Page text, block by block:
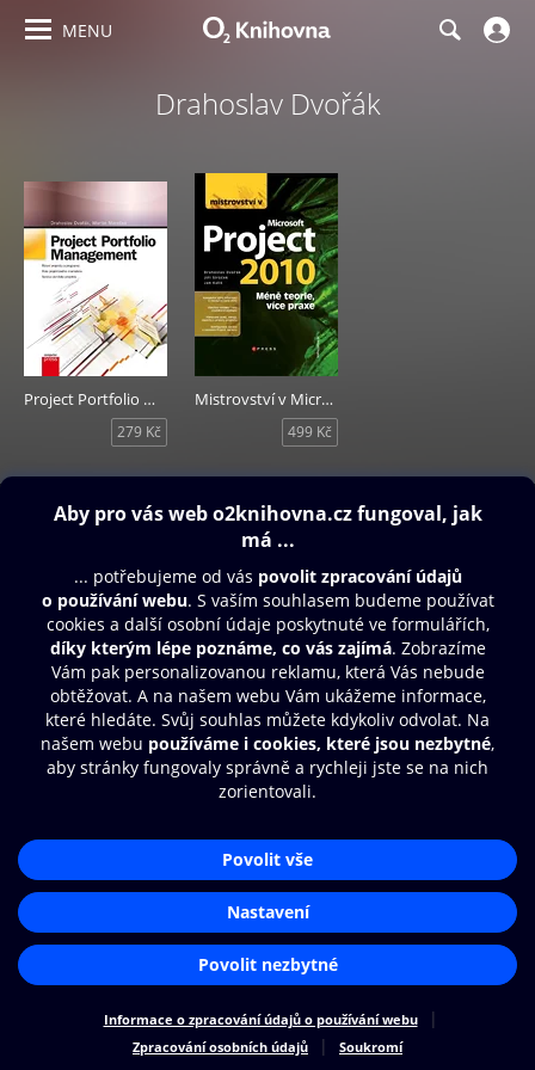
MENU
Drahoslav Dvořák
Project Portfolio Management
279 Kč
Mistrovství v Microsoft Project 2010
499 Kč
Obsah ke stažení
Další zábava
© O2 Czech Republic a.s.
Nákupní řád
Přístupnost
Cookies
Nastavení cookies
Aplikace O2 Knihovna
Čti a poslouchej své e-knihy a
audioknihy rychleji a pohodlněji.